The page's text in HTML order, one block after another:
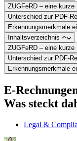
ZUGFeRD – eine kurze
Unterschied zur PDF-
Erkennungsmerkmale
Inhaltsverzeichnis
ZUGFeRD – eine kurze
Unterschied zur PDF-
Erkennungsmerkmale
E-
Was steckt
Legal &